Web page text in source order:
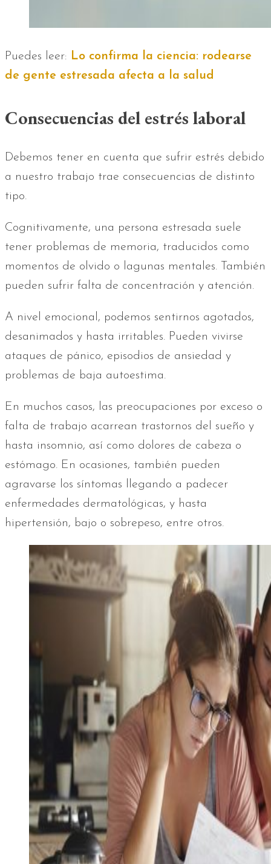
Puedes leer: Lo confirma la ciencia: rodearse
de gente estresada afecta a la salud
Consecuencias del estrés laboral
Debemos tener en cuenta que sufrir estrés debido
a nuestro trabajo trae consecuencias de distinto
tipo.
Cognitivamente, una persona estresada suele
tener problemas de memoria, traducidos como
momentos de olvido o lagunas mentales. También
pueden sufrir falta de concentración y atención.
A nivel emocional, podemos sentirnos agotados,
desanimados y hasta irritables. Pueden vivirse
ataques de pánico, episodios de ansiedad y
problemas de baja autoestima.
En muchos casos, las preocupaciones por exceso o
falta de trabajo acarrean trastornos del sueño y
hasta insomnio, así como dolores de cabeza o
estómago. En ocasiones, también pueden
agravarse los síntomas llegando a padecer
enfermedades dermatológicas, y hasta
hipertensión, bajo o sobrepeso, entre otros.